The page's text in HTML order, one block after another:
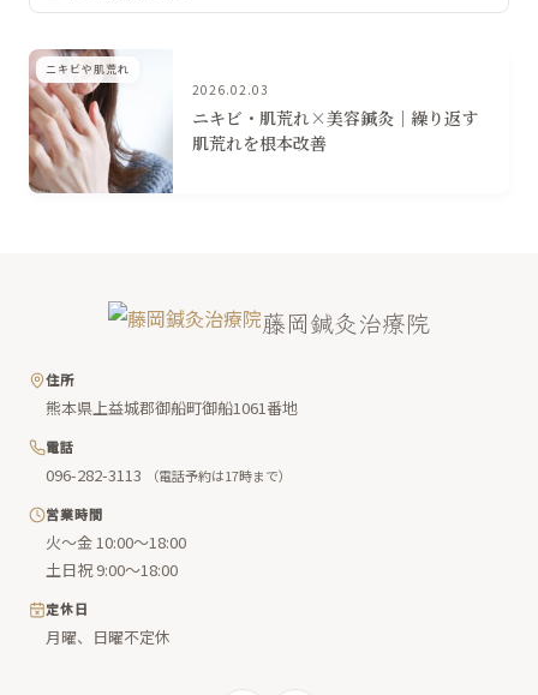
ニキビや肌荒れ
2026.02.03
ニキビ・肌荒れ×美容鍼灸│繰り返す
肌荒れを根本改善
藤岡鍼灸治療院
住所
熊本県上益城郡御船町御船1061番地
電話
096-282-3113
（電話予約は17時まで）
営業時間
火〜金 10:00〜18:00
土日祝 9:00〜18:00
定休日
月曜、日曜不定休